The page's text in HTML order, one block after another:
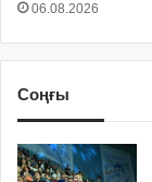
06.08.2026
Соңғы